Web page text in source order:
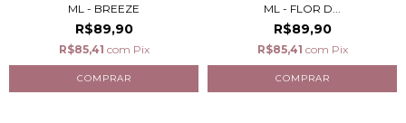
ML - BREEZE
R$89,90
R$85,41 com Pix
ML - FLOR D...
R$89,90
R$85,41 com Pix